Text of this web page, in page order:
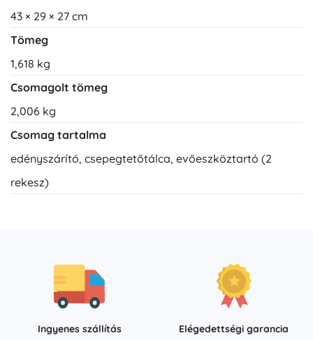
43 × 29 × 27 cm
Tömeg
1,618 kg
Csomagolt tömeg
2,006 kg
Csomag tartalma
edényszárító, csepegtetőtálca, evőeszköztartó (2
rekesz)
Ingyenes szállítás
Elégedettségi garancia